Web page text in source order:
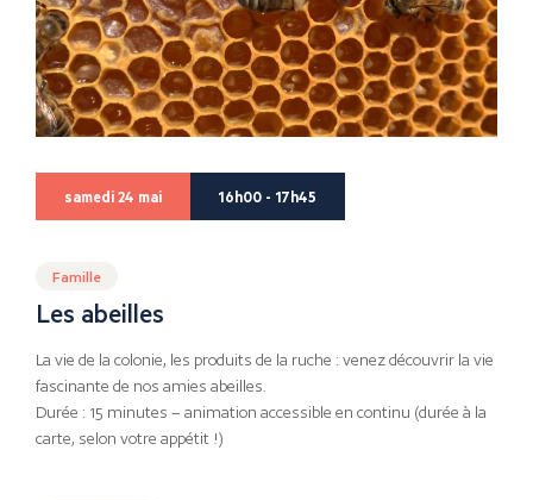
samedi 24 mai 16h00 - 17h45
Famille
Les abeilles
La vie de la colonie, les produits de la ruche : venez découvrir la vie
fascinante de nos amies abeilles.
Durée : 15 minutes – animation accessible en continu (durée à la
carte, selon votre appétit !)